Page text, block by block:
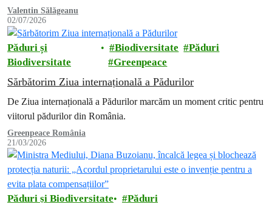
Valentin Sălăgeanu
02/07/2026
Păduri și
Biodiversitate
Biodiversitate
Păduri
Greenpeace
Sărbătorim Ziua internațională a Pădurilor
De Ziua internațională a Pădurilor marcăm un moment critic pentru
viitorul pădurilor din România.
Greenpeace România
21/03/2026
Păduri și Biodiversitate Păduri